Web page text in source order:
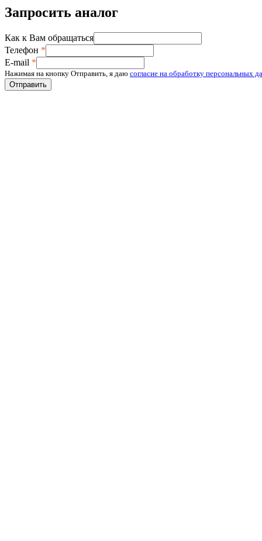
Запросить аналог
Как к Вам обращаться
Телефон *
E-mail *
Нажимая на кнопку Отправить, я даю согласие на обработку персональных
Отправить